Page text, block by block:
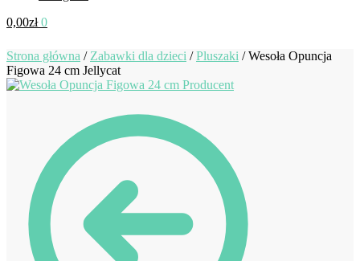
0,00zł 0
Strona główna / Zabawki dla dzieci /Pluszaki /Wesoła Opuncja
Figowa 24 cm Jellycat